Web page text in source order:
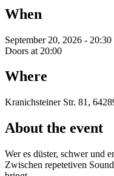
When
September 20, 2026 - 20:30
Doors at 20:00
Where
Kranichsteiner Str. 81,
About the event
Wer es düster, schwer und
Zwischen repetetiven